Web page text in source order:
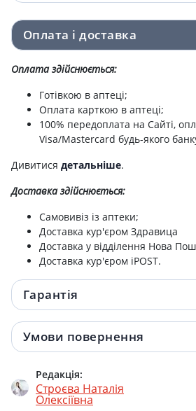
Фiточай фiтовiол №11
№20
Фіточай шлунково-кишковий №8
№20
Ісландський мох 25г
Стевії листя 1,5г ф/п №20
Пижми квітки 75г
Чабрецю трава 1,5г ф/п №20
Солодки корень фільтр-пак 1,5г №20
Фенхеля плоди 1,5г №20
Ісландський мох фільтр-пак 1,5г
Пол-пала трава 40г
Оплата і доставка
Оплата здійснюється:
Готівкою в аптеці;
Оплата карткою в аптеці;
100% передоплата на Сайті,
Visa/Mastercard будь-якого
Дивитися детальніше.
Доставка здійснюється:
Самовивіз із аптеки;
Доставка кур'єром Здравица
Доставка у відділення Нова
Доставка кур'єром iPOST.
Гарантія
Умови повернення
Редакція:
Строєва Наталія
Олексіївна